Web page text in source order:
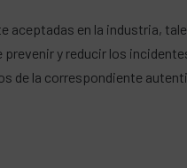
aceptadas en la industria,
y reducir los
de la correspondiente